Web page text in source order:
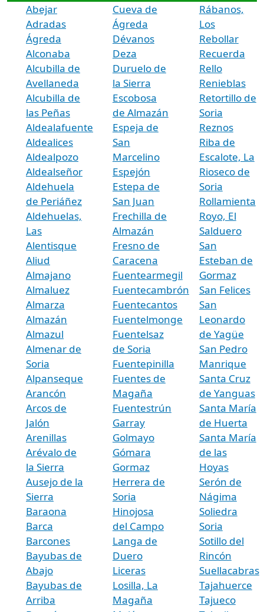
Abejar
Adradas
Ágreda
Alconaba
Alcubilla de
Avellaneda
Alcubilla de
las Peñas
Aldealafuente
Aldealices
Aldealpozo
Aldealseñor
Aldehuela
de Periáñez
Aldehuelas,
Las
Alentisque
Aliud
Almajano
Almaluez
Almarza
Almazán
Almazul
Almenar de
Soria
Alpanseque
Arancón
Arcos de
Jalón
Arenillas
Arévalo de
la Sierra
Ausejo de la
Sierra
Baraona
Barca
Barcones
Bayubas de
Abajo
Bayubas de
Arriba
Cueva de
Ágreda
Dévanos
Deza
Duruelo de
la Sierra
Escobosa
de Almazán
Espeja de
San
Marcelino
Espejón
Estepa de
San Juan
Frechilla de
Almazán
Fresno de
Caracena
Fuentearmegil
Fuentecambrón
Fuentecantos
Fuentelmonge
Fuentelsaz
de Soria
Fuentepinilla
Fuentes de
Magaña
Fuentestrún
Garray
Golmayo
Gómara
Gormaz
Herrera de
Soria
Hinojosa
del Campo
Langa de
Duero
Liceras
Losilla, La
Magaña
Rábanos,
Los
Rebollar
Recuerda
Rello
Renieblas
Retortillo de
Soria
Reznos
Riba de
Escalote, La
Rioseco de
Soria
Rollamienta
Royo, El
Salduero
San
Esteban de
Gormaz
San Felices
San
Leonardo
de Yagüe
San Pedro
Manrique
Santa Cruz
de Yanguas
Santa María
de Huerta
Santa María
de las
Hoyas
Serón de
Nágima
Soliedra
Soria
Sotillo del
Rincón
Suellacabras
Tajahuerce
Tajueco